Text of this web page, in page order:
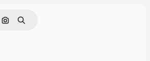
Pesquisar por imagem
Buscar